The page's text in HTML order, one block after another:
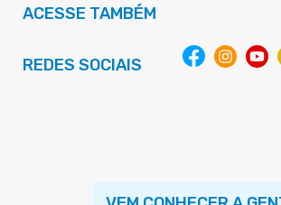
ACESSE TAMBÉM
REDES SOCIAIS